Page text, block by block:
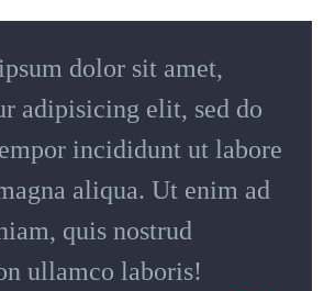
dolor sit amet,
adipisicing elit, sed do
incididunt ut labore
aliqua. Ut enim ad
quis nostrud
ullamco laboris!